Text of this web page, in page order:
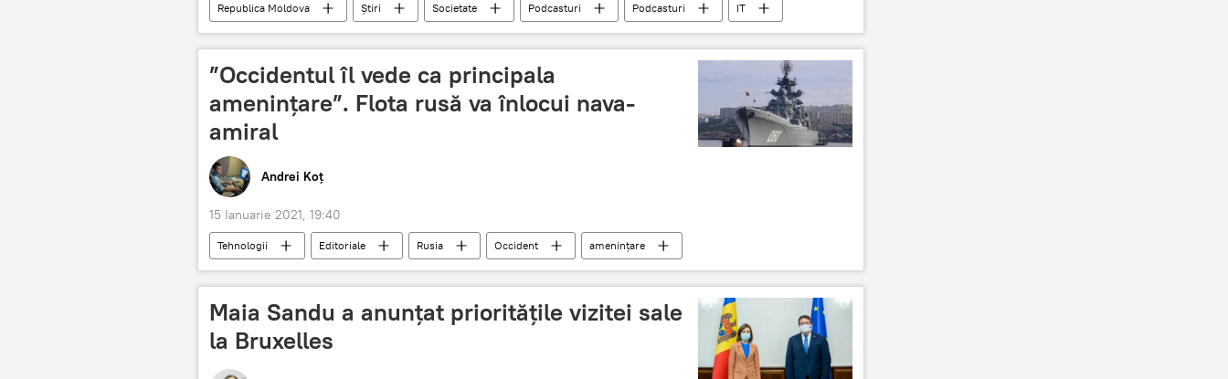
Republica Moldova Știri Societate Podcasturi Podcasturi
IT
tehnologii digitale
”Occidentul îl vede ca principala
amenințare”. Flota rusă va înlocui nava-
amiral
Andrei Koț
15 Ianuarie 2021, 19:40
Tehnologii Editoriale Rusia Occident
ameninţare
Flota de Nord a Rusiei
Maia Sandu a anunțat prioritățile vizitei sale
la Bruxelles